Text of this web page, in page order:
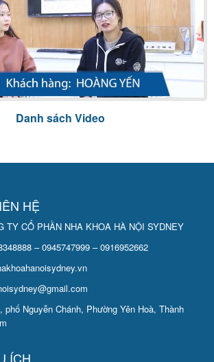
Danh sách Video
HỆ
TY CỔ PHẦN NHA KHOA HÀ NỘI SYDNEY
– 0945747999 – 0916952662
Nguyễn Chánh, Phường Yên Hoà, Thành
ÍCH